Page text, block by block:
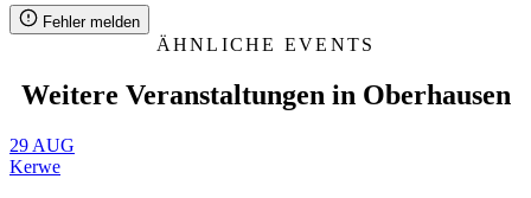
Fehler melden
ÄHNLICHE EVENTS
Weitere Veranstaltungen in Oberhausen
29 AUG
Kerwe